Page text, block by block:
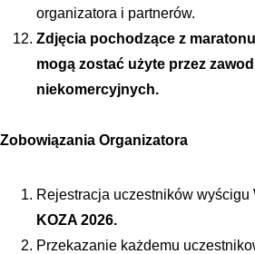
organizatora i partnerów.
Zdjęcia pochodzące z
mogą zostać użyte przez
niekomercyjnych.
Zobowiązania Organizatora
Rejestracja uczestników wyścigu
KOZA 2026.
Przekazanie każdemu